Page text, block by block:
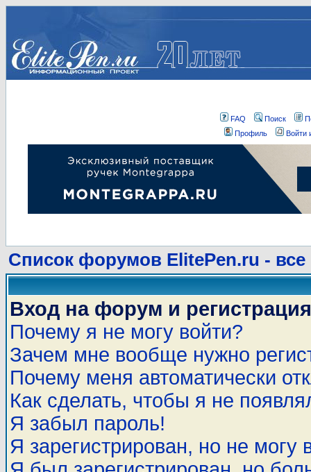
FAQ Поиск
Профиль
Войти
Список форумов ElitePen.ru - все
Вход на форум и регистрация
Почему я не могу войти?
Зачем мне вообще нужно
Почему меня автоматически
Как сделать, чтобы я не
Я забыл пароль!
Я зарегистрирован, но не могу